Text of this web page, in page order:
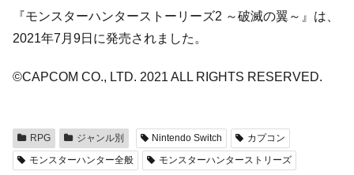
『モンスターハンターストーリーズ2 ～破滅の翼～』は、
2021年7月9日に発売されました。
©CAPCOM CO., LTD. 2021 ALL RIGHTS RESERVED.
RPG ジャンル別 Nintendo Switch
カプコン
モンスターハンター全般
モンスターハンターストリーズ